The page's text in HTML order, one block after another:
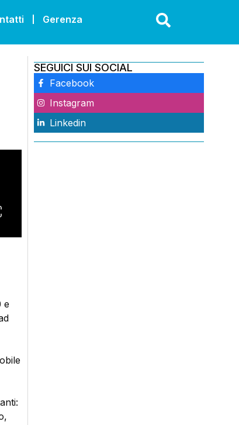
Gerenza
e
SEGUICI SUI SOCIAL
Facebook
Instagram
Linkedin